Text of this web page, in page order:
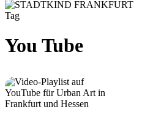
Tag
You Tube